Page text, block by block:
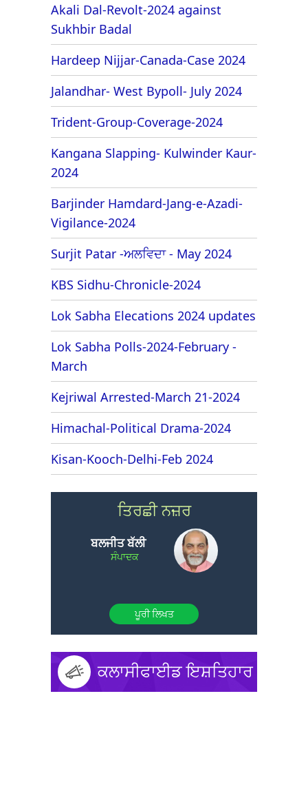
Akali Dal-Revolt-2024 against
Sukhbir Badal
Hardeep Nijjar-Canada-Case 2024
Jalandhar- West Bypoll- July 2024
Trident-Group-Coverage-2024
Kangana Slapping- Kulwinder Kaur-
2024
Barjinder Hamdard-Jang-e-Azadi-
Vigilance-2024
Surjit Patar -ਅਲਵਿਦਾ - May 2024
KBS Sidhu-Chronicle-2024
Lok Sabha Elecations 2024 updates
Lok Sabha Polls-2024-February -
March
Kejriwal Arrested-March 21-2024
Himachal-Political Drama-2024
Kisan-Kooch-Delhi-Feb 2024
ਤਿਰਛੀ ਨਜ਼ਰ
ਬਲਜੀਤ ਬੱਲੀ
ਸੰਪਾਦਕ
ਪੂਰੀ ਲਿਖਤ
ਕਲਾਸੀਫਾਈਡ ਇਸ਼ਤਿਹਾਰ